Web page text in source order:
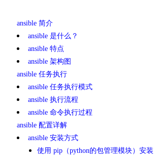
ansible 简介
ansible 是什么？
ansible 特点
ansible 架构图
ansible 任务执行
ansible 任务执行模式
ansible 执行流程
ansible 命令执行过程
ansible 配置详解
ansible 安装方式
使用 pip（python的包管理模块）安装